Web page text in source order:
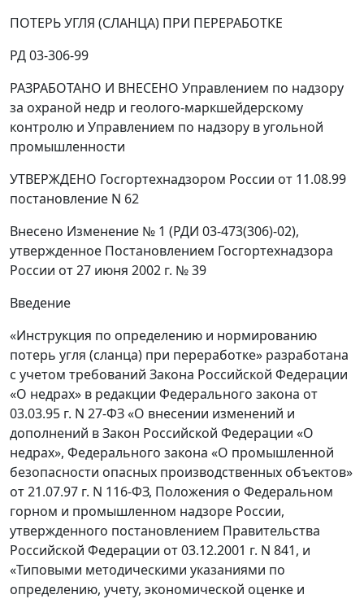
ПОТЕРЬ УГЛЯ (СЛАНЦА) ПРИ ПЕРЕРАБОТКЕ
РД 03-306-99
РАЗРАБОТАНО И ВНЕСЕНО Управлением по надзору
за охраной недр и геолого-маркшейдерскому
контролю и Управлением по надзору в угольной
промышленности
УТВЕРЖДЕНО Госгортехнадзором России от 11.08.99
постановление N 62
Внесено Изменение № 1 (РДИ 03-473(306)-02),
утвержденное Постановлением Госгортехнадзора
России от 27 июня 2002 г. № 39
Введение
«Инструкция по определению и нормированию
потерь угля (сланца) при переработке» разработана
с учетом требований Закона Российской Федерации
«О недрах» в редакции Федерального закона от
03.03.95 г. N 27-ФЗ «О внесении изменений и
дополнений в Закон Российской Федерации «О
недрах», Федерального закона «О промышленной
безопасности опасных производственных объектов»
от 21.07.97 г. N 116-ФЗ, Положения о Федеральном
горном и промышленном надзоре России,
утвержденного постановлением Правительства
Российской Федерации от 03.12.2001 г. N 841, и
«Типовыми методическими указаниями по
определению, учету, экономической оценке и